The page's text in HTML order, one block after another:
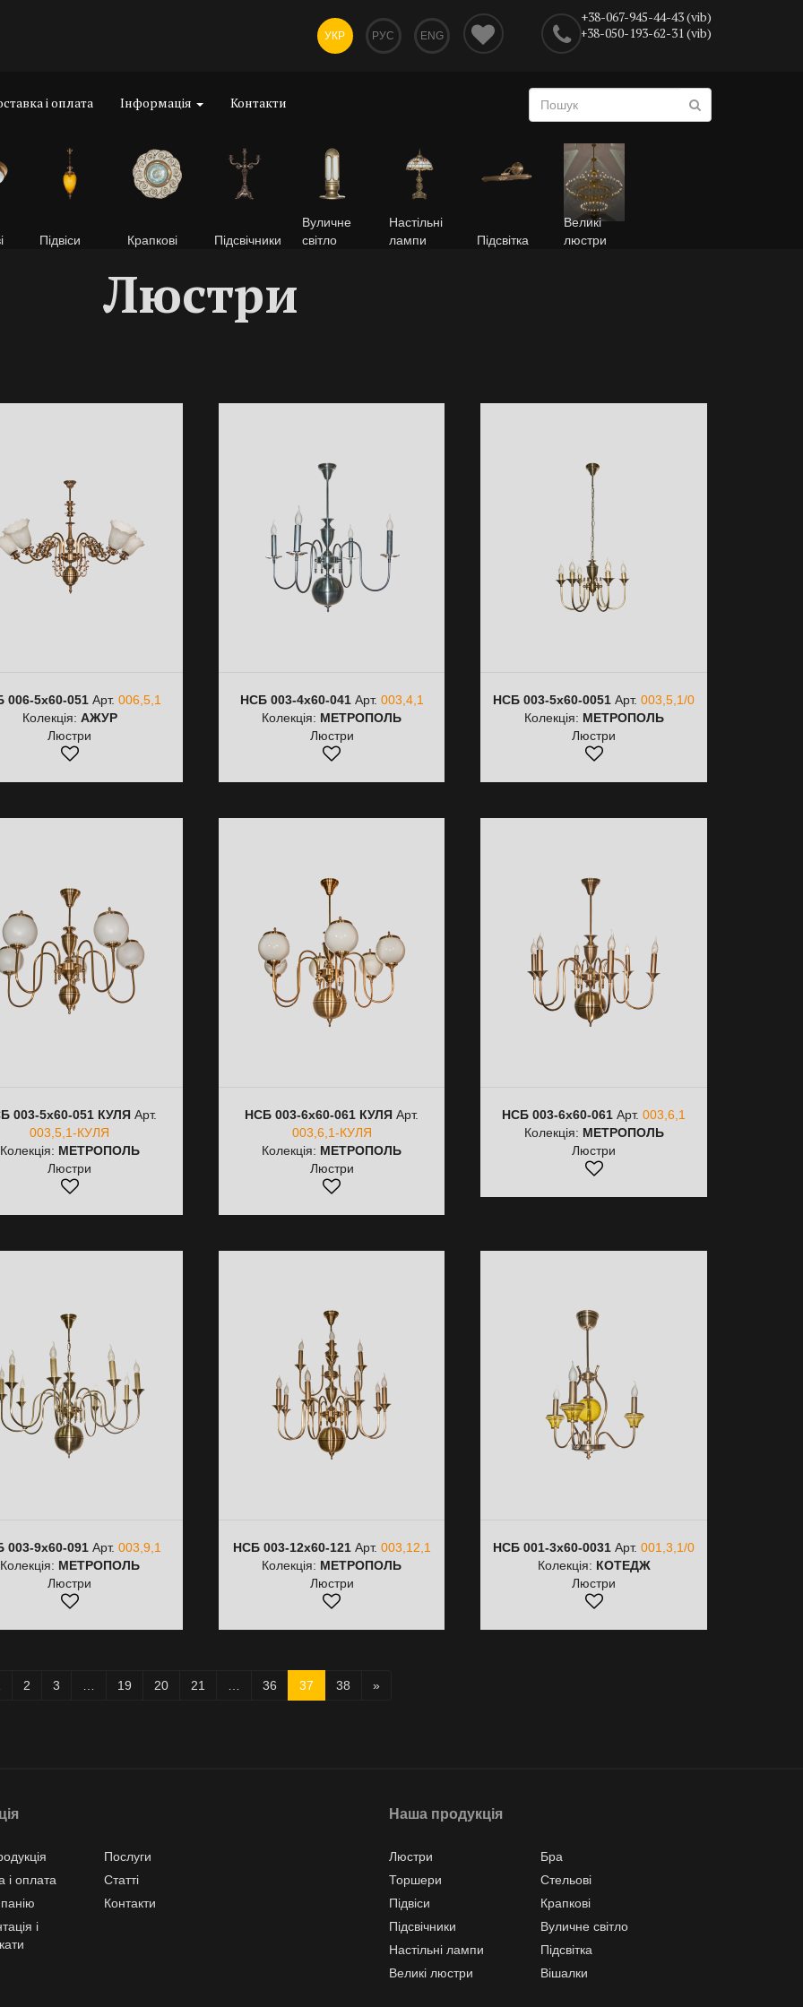
УКР РУС ENG
+38-067-945-44-43 (vib)
+38-050-193-62-31 (vib)
і оплата Інформація Контакти
Підвіси Крапкові Підсвічники
Вуличне
світло
Настільні
лампи
Підсвітка
Великі
люстри
Люстри
006-5х60-051 Арт.006,5,1
Колекція: АЖУР
Люстри
НСБ 003-4х60-041Арт. 003,4,1
Колекція: МЕТРОПОЛЬ
Люстри
НСБ 003-5х60-0051 Арт.003,5,1/0
Колекція: МЕТРОПОЛЬ
Люстри
003-5х60-051 КУЛЯАрт.
003,5,1-КУЛЯ
Колекція: МЕТРОПОЛЬ
Люстри
НСБ 003-6х60-061 КУЛЯ Арт.
003,6,1-КУЛЯ
Колекція: МЕТРОПОЛЬ
Люстри
НСБ 003-6х60-061 Арт.003,6,1
Колекція: МЕТРОПОЛЬ
Люстри
003-9х60-091 Арт.003,9,1
Колекція: МЕТРОПОЛЬ
Люстри
НСБ 003-12х60-121Арт. 003,12,1
Колекція: МЕТРОПОЛЬ
Люстри
НСБ 001-3х60-0031 Арт.001,3,1/0
Колекція: КОТЕДЖ
Люстри
2 3 19 20 21 36 37 38 »
Послуги
і оплата
Статті
Контакти
і
Наша продукція
Люстри
Бра
Торшери
Стельові
Підвіси
Крапкові
Підсвічники
Вуличне світло
Настільні лампи
Підсвітка
Великі люстри
Вішалки